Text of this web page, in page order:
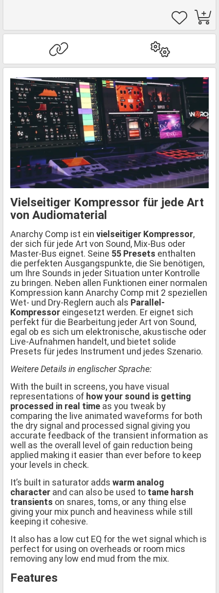
Vielseitiger Kompressor für jede Art
von Audiomaterial
Anarchy Comp ist ein vielseitiger Kompressor,
der sich für jede Art von Sound, Mix-Bus oder
Master-Bus eignet. Seine 55 Presets enthalten
die perfekten Ausgangspunkte, die Sie benötigen,
um Ihre Sounds in jeder Situation unter Kontrolle
zu bringen. Neben allen Funktionen einer normalen
Kompression kann Anarchy Comp mit 2 speziellen
Wet- und Dry-Reglern auch als Parallel-
Kompressor eingesetzt werden. Er eignet sich
perfekt für die Bearbeitung jeder Art von Sound,
egal ob es sich um elektronische, akustische oder
Live-Aufnahmen handelt, und bietet solide
Presets für jedes Instrument und jedes Szenario.
Weitere Details in englischer Sprache:
With the built in screens, you have visual
representations of how your sound is getting
processed in real time as you tweak by
comparing the live animated waveforms for both
the dry signal and processed signal giving you
accurate feedback of the transient information as
well as the overall level of gain reduction being
applied making it easier than ever before to keep
your levels in check.
It’s built in saturator adds warm analog
character and can also be used to tame harsh
transients on snares, toms, or any thing else
giving your mix punch and heaviness while still
keeping it cohesive.
It also has a low cut EQ for the wet signal which is
perfect for using on overheads or room mics
removing any low end mud from the mix.
Features